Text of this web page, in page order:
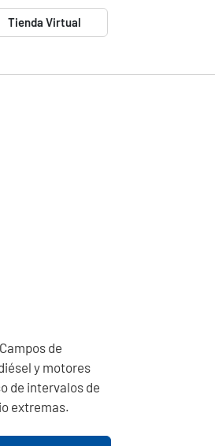
Tienda Virtual
de
y motores
de intervalos de
extremas.